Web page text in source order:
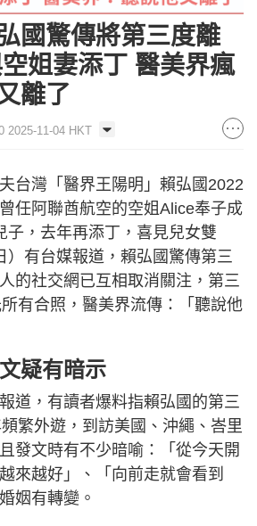
國驚傳將第三度離
姐妻添丁 醫美界瘋
離了
2025-11-04 HKT
台灣「醫界王陽明」賴弘國2022
任阿聯酋航空的空姐Alice奉子成
子，去年再添丁，喜見兒女雙
）有台媒報道，賴弘國驚傳第三
的社交網已互相取消關注，第三
有合照，醫美界流傳：「聽說他
疑有暗示
道，有讀者爆料指賴弘國的第三
繁外遊，到訪美國、沖繩、峇里
發文時有不少暗喻：「從今天開
來越好」、「向前走就會看到
姻有轉變。